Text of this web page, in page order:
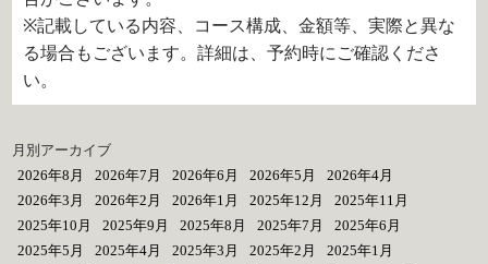
※記載している内容、コース構成、金額等、実際と異な
る場合もございます。詳細は、予約時にご確認くださ
い。
月別アーカイブ
2026年8月
2026年7月 2026年6月 2026年5月
2026年4月
2026年3月
2026年2月 2026年1月 2025年12月
2025年11月
2025年10月
2025年9月 2025年8月 2025年7月
2025年6月
2025年5月
2025年4月 2025年3月 2025年2月
2025年1月